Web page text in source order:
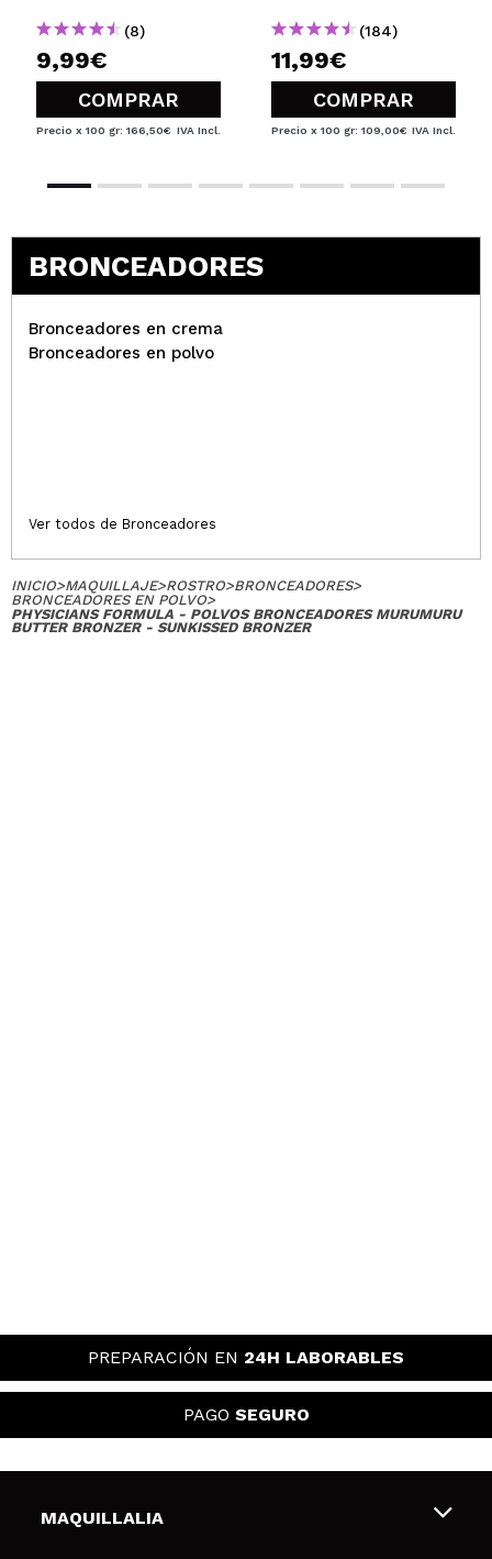
(8)
9,99€
COMPRAR
Precio x 100 gr: 166,50€ IVA Incl.
(184)
11,99€
COMPRAR
Precio x 100 gr: 109,00€ IVA Incl.
BRONCEADORES
Bronceadores en crema
Bronceadores en polvo
Ver todos de Bronceadores
INICIO>MAQUILLAJE>ROSTRO>BRONCEADORES>
BRONCEADORES EN POLVO>
PHYSICIANS FORMULA - POLVOS BRONCEADORES MURUMURU
BUTTER BRONZER - SUNKISSED BRONZER
PREPARACIÓN EN 24H LABORABLES
PAGO SEGURO
MAQUILLALIA